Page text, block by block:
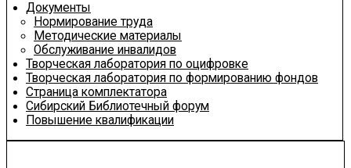
Документы
Нормирование труда
Методические материалы
Обслуживание инвалидов
Творческая лаборатория по оцифровке
Творческая лаборатория по формированию фондов
Страница комплектатора
Сибирский Библиотечный форум
Повышение квалификации